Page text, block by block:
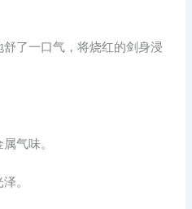
了一口气，将烧红的剑身浸
气味。
。